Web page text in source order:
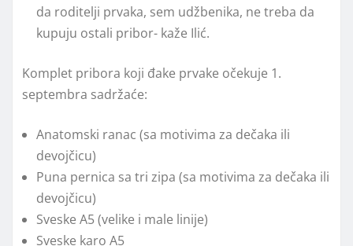
da roditelji prvaka, sem udžbenika, ne treba da
kupuju ostali pribor- kaže Ilić.
Komplet pribora koji đake prvake očekuje 1.
septembra sadržaće:
Anatomski ranac (sa motivima za dečaka ili
devojčicu)
Puna pernica sa tri zipa (sa motivima za dečaka ili
devojčicu)
Sveske A5 (velike i male linije)
Sveske karo A5